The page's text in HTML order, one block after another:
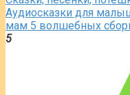
Аудиосказки для
мам 5 волшебных
5